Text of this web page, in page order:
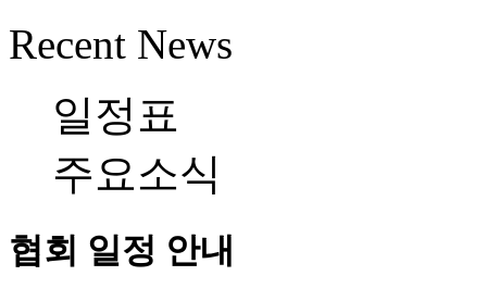
Recent News
일정표
주요소식
협회 일정 안내